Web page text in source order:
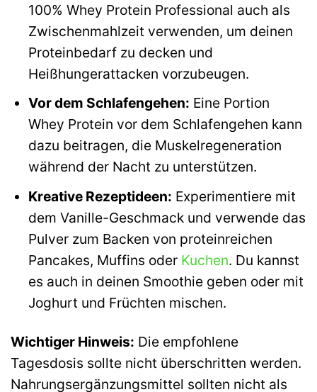
100% Whey Protein Professional auch als
Zwischenmahlzeit verwenden, um deinen
Proteinbedarf zu decken und
Heißhungerattacken vorzubeugen.
Vor dem Schlafengehen: Eine Portion
Whey Protein vor dem Schlafengehen kann
dazu beitragen, die Muskelregeneration
während der Nacht zu unterstützen.
Kreative Rezeptideen: Experimentiere mit
dem Vanille-Geschmack und verwende das
Pulver zum Backen von proteinreichen
Pancakes, Muffins oder Kuchen. Du kannst
es auch in deinen Smoothie geben oder mit
Joghurt und Früchten mischen.
Wichtiger Hinweis: Die empfohlene
Tagesdosis sollte nicht überschritten werden.
Nahrungsergänzungsmittel sollten nicht als